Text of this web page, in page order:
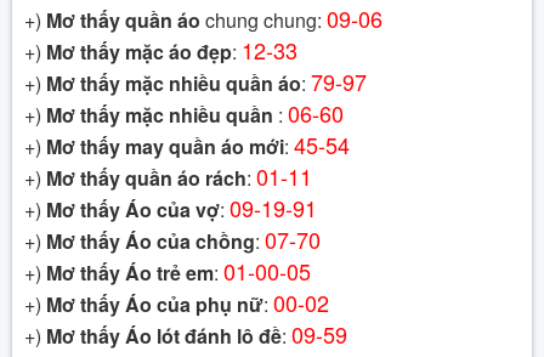
+) Mơ thấy quần áo chung chung: 09-06
+) Mơ thấy mặc áo đẹp: 12-33
+) Mơ thấy mặc nhiều quần áo: 79-97
+) Mơ thấy mặc nhiều quần : 06-60
+) Mơ thấy may quần áo mới: 45-54
+) Mơ thấy quần áo rách: 01-11
+) Mơ thấy Áo của vợ: 09-19-91
+) Mơ thấy Áo của chồng: 07-70
+) Mơ thấy Áo trẻ em: 01-00-05
+) Mơ thấy Áo của phụ nữ: 00-02
+) Mơ thấy Áo lót đánh lô đề: 09-59